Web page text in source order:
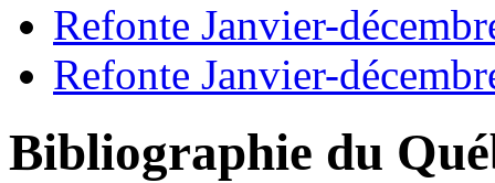
Refonte Janvier-
Refonte Janvier-
Bibliographie du